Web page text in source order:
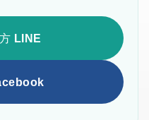
LINE